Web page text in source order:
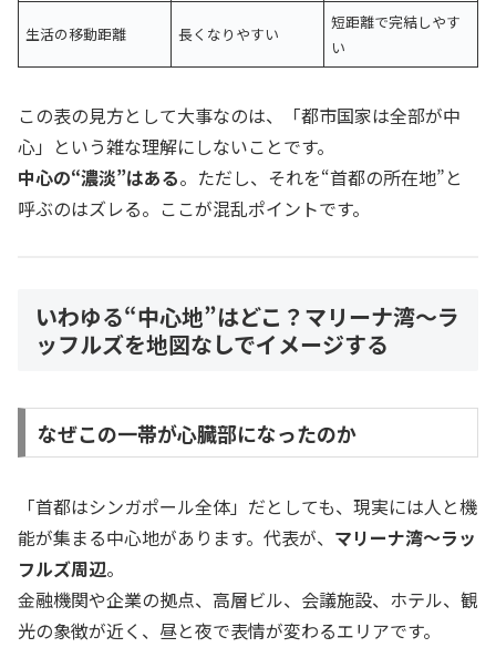
生活の移動距離 長くなりやすい
短距離で完結しやす
い
この表の見方として大事なのは、「都市国家は全部が中
心」という雑な理解にしないことです。
中心の“濃淡”はある。ただし、それを“首都の所在地”と
呼ぶのはズレる。ここが混乱ポイントです。
いわゆる“中心地”はどこ？マリーナ湾〜ラ
ッフルズを地図なしでイメージする
なぜこの一帯が心臓部になったのか
「首都はシンガポール全体」だとしても、現実には人と機
能が集まる中心地があります。代表が、 マリーナ湾〜ラッ
フルズ周辺。
金融機関や企業の拠点、高層ビル、会議施設、ホテル、観
光の象徴が近く、昼と夜で表情が変わるエリアです。